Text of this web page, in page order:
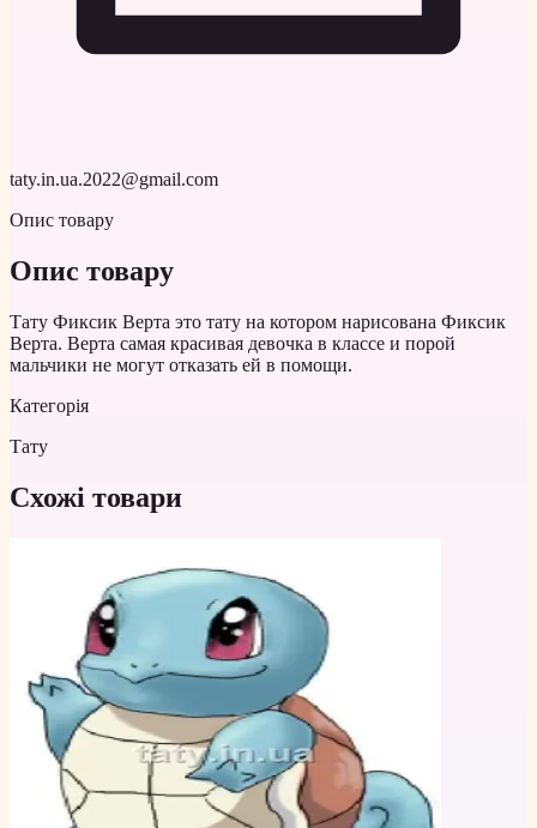
taty.in.ua.2022@gmail.com
Опис товару
Опис товару
Тату Фиксик Верта это тату на котором нарисована Фиксик
Верта. Верта самая красивая девочка в классе и порой
мальчики не могут отказать ей в помощи.
Категорія
Тату
Схожі товари